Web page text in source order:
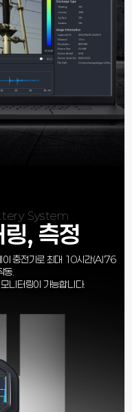
System
, 측정
이 충전기로 최대 10시간(AI76
동.
니터링이 가능합니다.